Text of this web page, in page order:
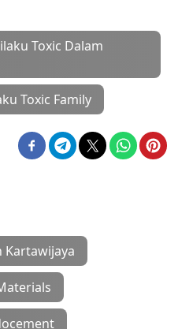
Toxic Dalam
Toxic Family
Kartawijaya